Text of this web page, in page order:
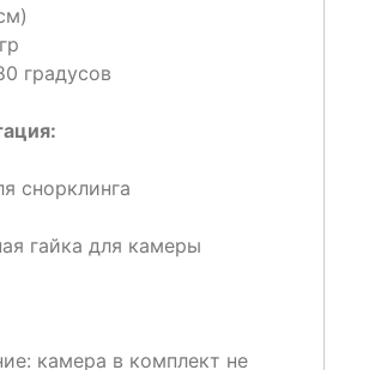
градусов
снорклинга
гайка для камеры
камера в комплект не